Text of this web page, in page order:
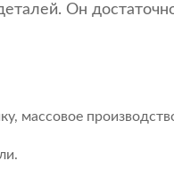
Он
массовое